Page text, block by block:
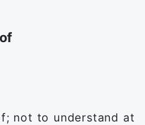
not to understand at